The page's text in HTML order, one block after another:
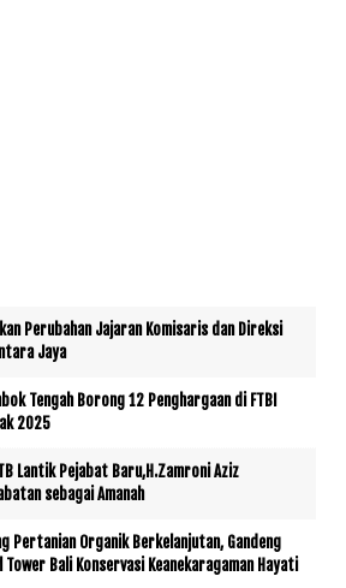
Perubahan Jajaran Komisaris dan Direksi
Jaya
Tengah Borong 12 Penghargaan di FTBI
2025
Lantik Pejabat Baru,H.Zamroni Aziz
sebagai Amanah
Pertanian Organik Berkelanjutan, Gandeng
Tower Bali Konservasi Keanekaragaman Hayati